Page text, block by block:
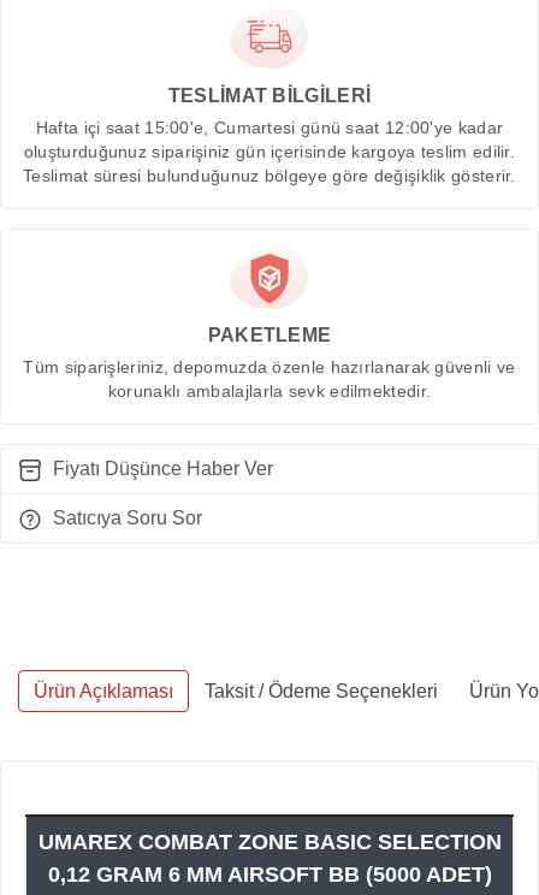
TESLİMAT BİLGİLERİ
Hafta içi saat 15:00'e, Cumartesi günü saat 12:00'ye kadar
oluşturduğunuz siparişiniz gün içerisinde kargoya teslim edilir.
Teslimat süresi bulunduğunuz bölgeye göre değişiklik gösterir.
PAKETLEME
Tüm siparişleriniz, depomuzda özenle hazırlanarak güvenli ve
korunaklı ambalajlarla sevk edilmektedir.
Fiyatı Düşünce Haber Ver
Satıcıya Soru Sor
Ürün Açıklaması Taksit / Ödeme Seçenekleri Ürün
UMAREX COMBAT ZONE BASIC SELECTION
0,12 GRAM 6 MM AIRSOFT BB (5000 ADET)